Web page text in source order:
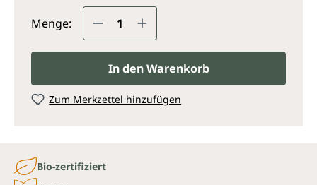
Menge: Produkt Anzahl: Gib den
In den Warenkorb
Zum Merkzettel hinzufügen
Bio-zertifiziert